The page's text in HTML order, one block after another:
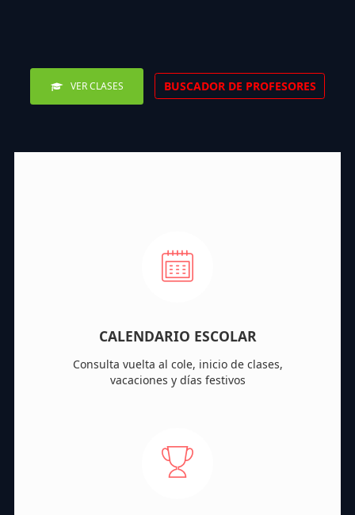
VER CLASES BUSCADOR DE PROFESORES
CALENDARIO ESCOLAR
Consulta vuelta al cole, inicio de clases,
vacaciones y días festivos